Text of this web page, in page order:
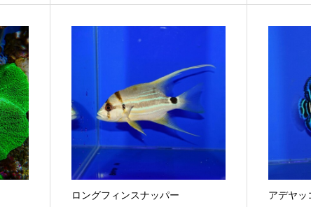
ロングフィンスナッパー
アデヤッ